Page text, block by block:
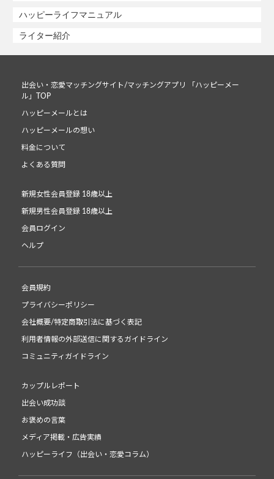
ハッピーライフマニュアル
ライター紹介
出会い・恋愛マッチングサイト/マッチングアプリ 「ハッピーメー
ル」TOP
ハッピーメールとは
ハッピーメールの想い
料金について
よくある質問
新規女性会員登録 18歳以上
新規男性会員登録 18歳以上
会員ログイン
ヘルプ
会員規約
プライバシーポリシー
会社概要/特定商取引法に基づく表記
利用者情報の外部送信に関するガイドライン
コミュニティガイドライン
カップルレポート
出会い成功談
お褒めの言葉
メディア掲載・広告実績
ハッピーライフ（出会い・恋愛コラム）